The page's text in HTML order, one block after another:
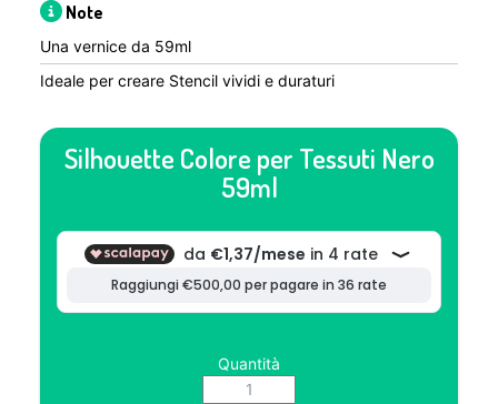
Note
Una vernice da 59ml
Ideale per creare Stencil vividi e duraturi
Silhouette Colore per Tessuti Nero
59ml
Quantità